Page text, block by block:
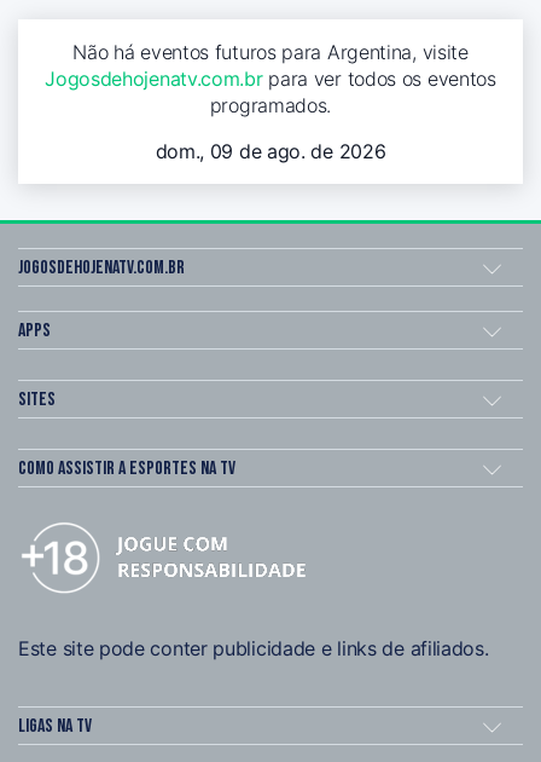
Não há eventos futuros para Argentina, visite
Jogosdehojenatv.com.brpara ver todos os eventos
programados.
dom., 09 de ago. de 2026
Jogosdehojenatv.com.br
Apps
Sites
Como assistir a esportes na TV
Este site pode conter publicidade e links de afiliados.
Ligas na TV